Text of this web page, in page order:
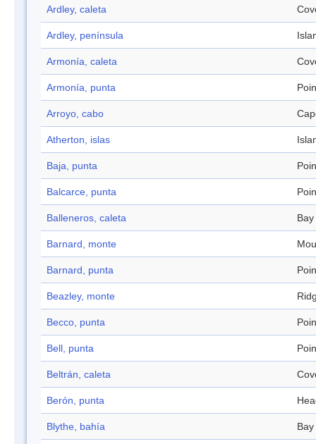
Ardley, caleta
Ardley, península
Armonía, caleta
Armonía, punta
Arroyo, cabo
Atherton, islas
Baja, punta
Balcarce, punta
Balleneros, caleta Bay
Barnard, monte
Barnard, punta
Beazley, monte
Becco, punta
Bell, punta
Beltrán, caleta
Berón, punta
Blythe, bahía Bay